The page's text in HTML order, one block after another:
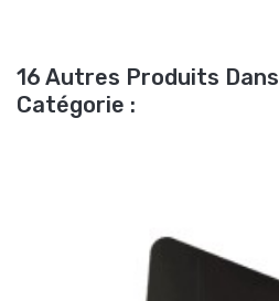
16 Autres Produits
Catégorie :